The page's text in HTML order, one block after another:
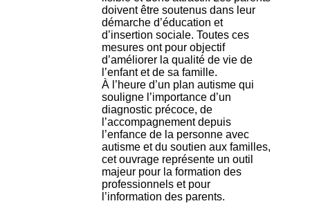
doivent être soutenus dans leur
démarche d’éducation et
d’insertion sociale. Toutes ces
mesures ont pour objectif
d’améliorer la qualité de vie de
l’enfant et de sa famille.
À l’heure d’un plan autisme qui
souligne l’importance d’un
diagnostic précoce, de
l’accompagnement depuis
l’enfance de la personne avec
autisme et du soutien aux familles,
cet ouvrage représente un outil
majeur pour la formation des
professionnels et pour
l’information des parents.
C
e
n
t
r
e
H
o
s
p
i
t
a
l
i
e